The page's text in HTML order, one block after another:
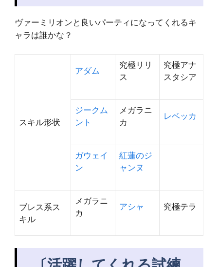
ヴァーミリオンと良いパーティになってくれるキ
ャラは誰かな？
スキル形状
アダム
究極リリ
ス
究極アナ
スタシア
ジークム
ント
メガラニ
カ
レベッカ
ガウェイ
ン
紅蓮のジ
ャンヌ
ブレス系ス
キル
メガラニ
カ
アシャ 究極テラ